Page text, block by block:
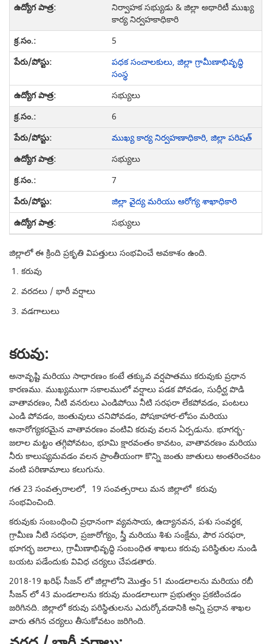
నిర్వాహక సభ్యుడు & జిల్లా అథారిటీ ముఖ్య
కార్య నిర్వహకాధికారి
5
పధక సంచాలకులు, జిల్లా గ్రామీణాభివృద్ధి
సంస్థ
సభ్యులు
6
ముఖ్య కార్య నిర్వహణాధికారి, జిల్లా పరిషత్
సభ్యులు
7
జిల్లా వైద్య మరియు ఆరోగ్య శాఖాధికారి
సభ్యులు
జిల్లాలో ఈ క్రింది ప్రకృతి విపత్తులు సంభవించే అవకాశం ఉంది.
కరువు
వరదలు / భారీ వర్షాలు
వడగాలులు
కరువు:
అనావృష్టి మరియు సాధారణం కంటే తక్కువ వర్షపాతము కరువుకు ప్రధాన
కారణము. ముఖ్యముగా సకాలములో వర్షాలు పడక పోవడం, సుధీర్ఘ పొడి
వాతావరణం, నీటి వనరులు ఎండిపోయి నీటి సరఫరా లేకపోవడం, పంటలు
ఎండి పోవడం, జంతువులు చనిపోవడం, పోషకాహార-లోపం మరియు
అనారోగ్యకరమైన వాతావరణం వంటివి కరువు వలన ఏర్పడును. భూగర్భ-
జలాల మట్టం తగ్గిపోవటం, భూమి క్షారవంతం కావటం, వాతావరణం మరియు
నీరు కాలుష్యమవడం వలన ప్రాంతీయంగా కొన్ని జంతు జాతులు అంతరించటం
వంటి పరిణామాలు కలుగును.
గత 23 సంవత్సరాలలో, 19 సంవత్సరాలు మన జిల్లాలో కరువు
సంభవించింది.
కరువుకు సంబంధించి ప్రధానంగా వ్యవసాయ, ఉద్యానవన, పశు సంవర్ధక,
గ్రామీణ నీటి సరఫరా, ప్రజారోగ్యం, స్త్రీ మరియు శిశు సంక్షేమ, పౌర సరఫరా,
భూగర్భ జలాలు, గ్రామీణాభివృద్ధి సంబంధిత శాఖలు కరువు పరిస్థితుల నుండి
బయట పడేందుకు వివిధ చర్యలు చేపడతారు.
2018-19 ఖరిఫ్ సీజన్ లో జిల్లాలోని మొత్తం 51 మండలాలను మరియు రబీ
సీజన్ లో 43 మండలాలను కరువు మండలాలుగా ప్రభుత్వం ప్రకటించడం
జరిగినది. జిల్లాలో కరువు పరిస్థితులను ఎదుర్కోవడానికి అన్ని ప్రధాన శాఖల
వారు తగిన చర్యలు తీసుకోవటం జరిగింది.